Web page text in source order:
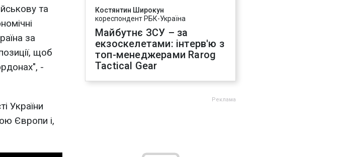
та
за
щоб
-
України
Європи і,
Костянтин Широкун
кореспондент РБК-Україна
Майбутнє ЗСУ – за
екзоскелетами: інтерв'ю з
топ-менеджерами Rarog
Tactical Gear